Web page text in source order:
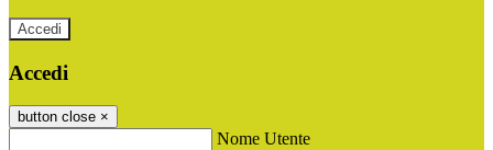
Accedi
Accedi
button close ×
Nome Utente